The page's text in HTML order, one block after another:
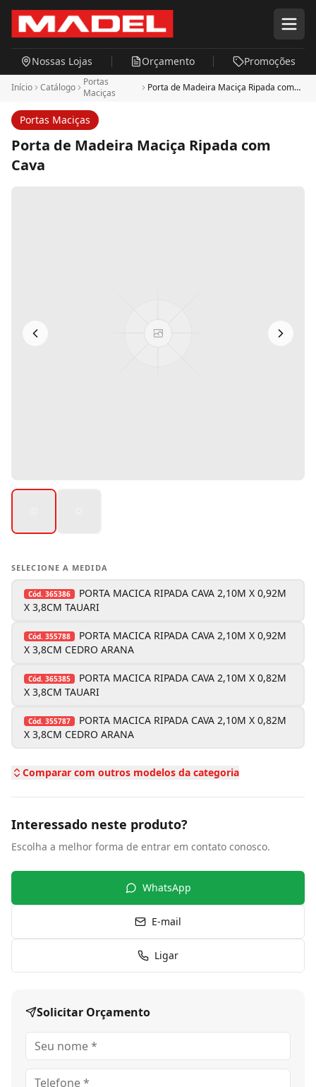
Pular para o conteúdo principal
Nossas Lojas Orçamento Promoções
Início Catálogo
Portas
Maciças
Porta de Madeira Maciça Ripada com
Portas Maciças
Porta de Madeira Maciça Ripada com
Cava
SELECIONE A MEDIDA
Cód. 365386
PORTA MACICA RIPADA CAVA 2,10M X 0,92M
X 3,8CM TAUARI
Cód. 355788
PORTA MACICA RIPADA CAVA 2,10M X 0,92M
X 3,8CM CEDRO ARANA
Cód. 365385
PORTA MACICA RIPADA CAVA 2,10M X 0,82M
X 3,8CM TAUARI
Cód. 355787
PORTA MACICA RIPADA CAVA 2,10M X 0,82M
X 3,8CM CEDRO ARANA
Comparar com outros modelos da categoria
Interessado neste produto?
Escolha a melhor forma de entrar em contato conosco.
WhatsApp
E-mail
Ligar
Solicitar Orçamento